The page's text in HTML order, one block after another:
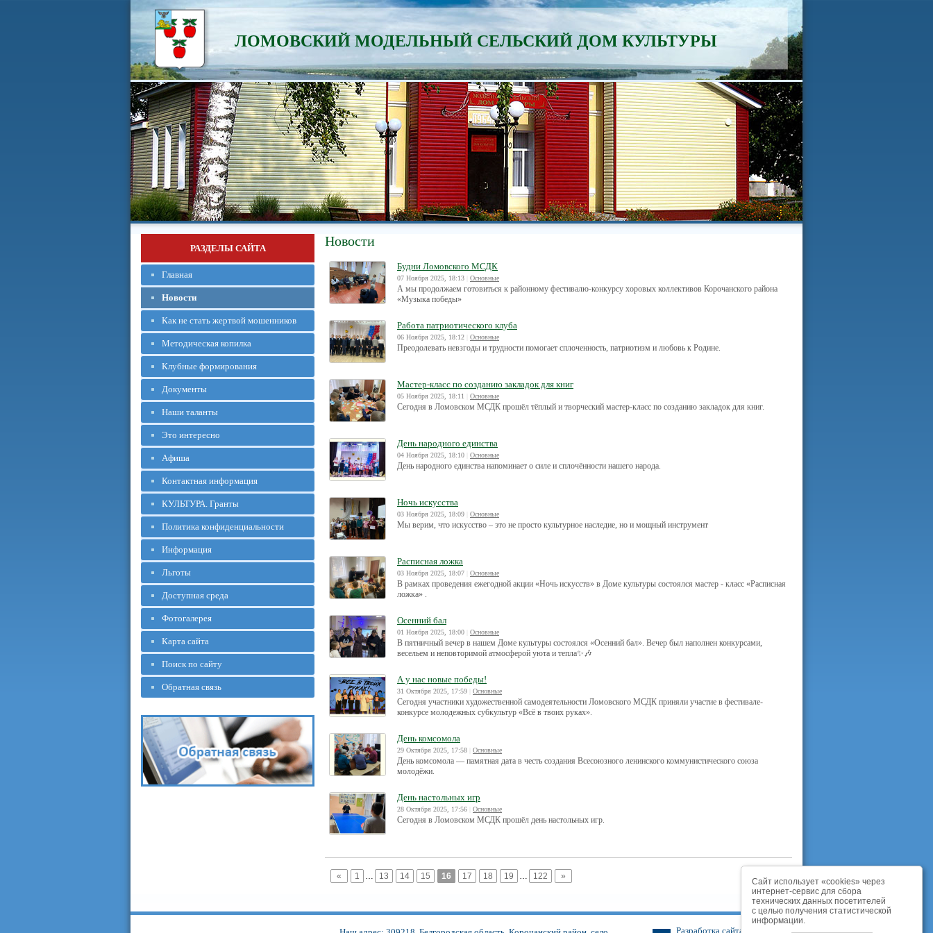
ЛОМОВСКИЙ МОДЕЛЬНЫЙ СЕЛЬСКИЙ ДОМ КУЛЬТУРЫ
РАЗДЕЛЫ САЙТА
Главная
Новости
Как не стать жертвой мошенников
Методическая копилка
Клубные формирования
Документы
Наши таланты
Это интересно
Афиша
Контактная информация
КУЛЬТУРА. Гранты
Политика конфиденциальности
Информация
Льготы
Доступная среда
Фотогалерея
Карта сайта
Поиск по сайту
Обратная связь
Новости
Будни Ломовского МСДК
07 Ноября 2025, 18:13 Основные
А мы продолжаем готовиться к районному фестивалю-конкурсу хоровых коллективов Корочанского района
«Музыка победы»
Работа патриотического клуба
06 Ноября 2025, 18:12 Основные
Преодолевать невзгоды и трудности помогает сплоченность, патриотизм и любовь к Родине.
Мастер-класс по созданию закладок для книг
05 Ноября 2025, 18:11 Основные
Сегодня в Ломовском МСДК прошёл тёплый и творческий мастер-класс по созданию закладок для книг.
День народного единства
04 Ноября 2025, 18:10 Основные
День народного единства напоминает о силе и сплочённости нашего народа.
Ночь искусства
03 Ноября 2025, 18:09 Основные
Мы верим, что искусство – это не просто культурное наследие, но и мощный инструмент
Расписная ложка
03 Ноября 2025, 18:07 Основные
В рамках проведения ежегодной акции «Ночь искусств» в Доме культуры состоялся мастер - класс «Расписная
ложка» .
Осенний бал
01 Ноября 2025, 18:00 Основные
В пятничный вечер в нашем Доме культуры состоялся «Осенний бал». Вечер был наполнен конкурсами,
весельем и неповторимой атмосферой уюта и тепла✨️🎶
А у нас новые победы!
31 Октября 2025, 17:59 Основные
Сегодня участники художественной самодеятельности Ломовского МСДК приняли участие в фестивале-
конкурсе молодежных субкультур «Всё в твоих руках».
День комсомола
29 Октября 2025, 17:58 Основные
День комсомола — памятная дата в честь создания Всесоюзного ленинского коммунистического союза
молодёжи.
День настольных игр
28 Октября 2025, 17:56 Основные
Сегодня в Ломовском МСДК прошёл день настольных игр.
« 1 … 13 14 15 16 17 18 19 … 122 »
Разработка сайта
Сайт использует «cookies» через
интернет-сервис для сбора
технических данных посетителей
с целью получения статистической
информации.